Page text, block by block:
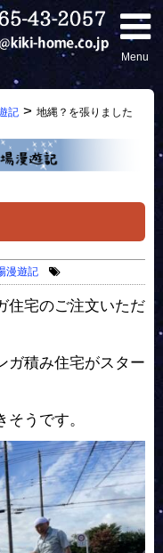
Menu
記 > 地縄？を張りました
漫遊記
住宅のご注文いただ
ガ積み住宅がスター
うです。